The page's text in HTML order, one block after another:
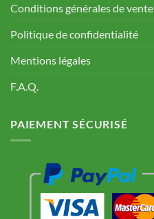
Conditions générales de vente
Politique de confidentialité
Mentions légales
F.A.Q.
PAIEMENT SÉCURISÉ